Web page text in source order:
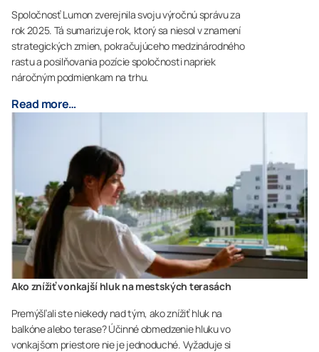
Spoločnosť Lumon zverejnila svoju výročnú správu za
rok 2025. Tá sumarizuje rok, ktorý sa niesol v znamení
strategických zmien, pokračujúceho medzinárodného
rastu a posilňovania pozície spoločnosti napriek
náročným podmienkam na trhu.
Read more…
Ako znížiť vonkajší hluk na mestských terasách
Premýšľali ste niekedy nad tým, ako znížiť hluk na
balkóne alebo terase? Účinné obmedzenie hluku vo
vonkajšom priestore nie je jednoduché. Vyžaduje si